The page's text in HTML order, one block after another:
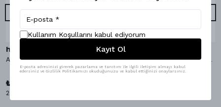
hippopants
AvocaDo It Bambu Çorap
₺ 349.00
2 Çorap Bedeni
hippopants
AvocaDo It Boxer & Bambu Çorap
₺ 1,098.00
Kullanım Koşullarını kabul ediyorum
Kayıt Ol
E-posta adresinizi girerek pazarlama ve tanıtım ile ilgili iletişim almayı kabul
edersiniz ve Gizlilik Politikamızı okuduğunuzu ve kabul ettiğinizi onaylarsınız.